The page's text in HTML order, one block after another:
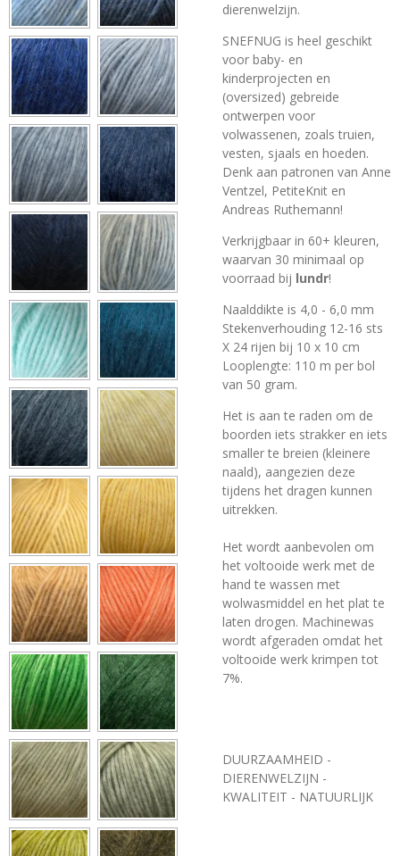
dierenwelzijn.
SNEFNUG is heel geschikt
voor baby- en
kinderprojecten en
(oversized) gebreide
ontwerpen voor
volwassenen, zoals truien,
vesten, sjaals en hoeden.
Denk aan patronen van Anne
Ventzel, PetiteKnit en
Andreas Ruthemann!
Verkrijgbaar in 60+ kleuren,
waarvan 30 minimaal op
voorraad bij lundr!
Naalddikte is 4,0 - 6,0 mm
Stekenverhouding 12-16 sts
X 24 rijen bij 10 x 10 cm
Looplengte: 110 m per bol
van 50 gram.
Het is aan te raden om de
boorden iets strakker en iets
smaller te breien (kleinere
naald), aangezien deze
tijdens het dragen kunnen
uitrekken.
Het wordt aanbevolen om
het voltooide werk met de
hand te wassen met
wolwasmiddel en het plat te
laten drogen. Machinewas
wordt afgeraden omdat het
voltooide werk krimpen tot
7%.
DUURZAAMHEID -
DIERENWELZIJN -
KWALITEIT - NATUURLIJK